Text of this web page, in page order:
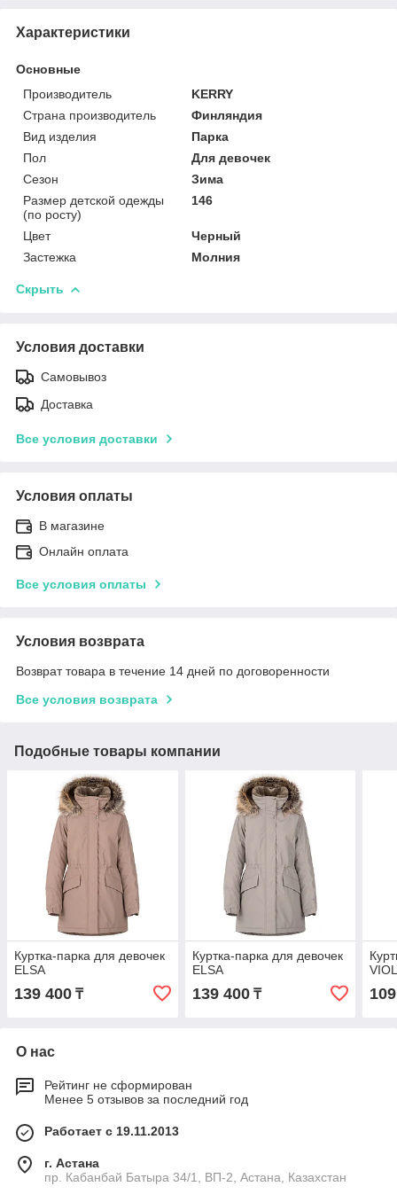
Характеристики
Основные
Производитель
KERRY
Страна производитель
Финляндия
Вид изделия
Парка
Пол
Для девочек
Сезон
Зима
Размер детской одежды
(по росту)
146
Цвет
Черный
Застежка
Молния
Скрыть
Условия доставки
Самовывоз
Доставка
Все условия доставки
Условия оплаты
В магазине
Онлайн оплата
Все условия оплаты
Условия возврата
Возврат товара в течение 14 дней по договоренности
Все условия возврата
Подобные товары компании
Куртка-парка для девочек
ELSA
139 400 ₸
Куртка-парка для девочек
ELSA
139 400₸
О нас
Рейтинг не сформирован
Менее 5 отзывов за последний год
Работает с 19.11.2013
г. Астана
пр. Кабанбай Батыра 34/1, ВП-2, Астана, Казахстан